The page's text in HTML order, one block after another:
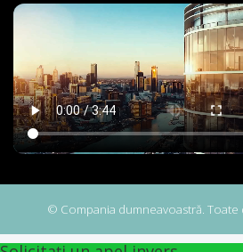
© Compania dumneavoastră.